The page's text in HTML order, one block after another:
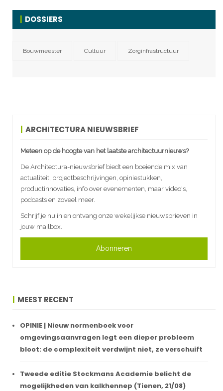
DOSSIERS
Bouwmeester Cultuur Zorginfrastructuur
ARCHITECTURA NIEUWSBRIEF
Meteen op de hoogte van het laatste architectuurnieuws?
De Architectura-nieuwsbrief biedt een boeiende mix van
actualiteit, projectbeschrijvingen, opiniestukken,
productinnovaties, info over evenementen, maar video's,
podcasts en zoveel meer.
Schrijf je nu in en ontvang onze wekelijkse nieuwsbrieven in
jouw mailbox.
Abonneren
MEEST RECENT
OPINIE | Nieuw normenboek voor
omgevingsaanvragen legt een dieper probleem
bloot: de complexiteit verdwijnt niet, ze verschuift
Tweede editie Stockmans Academie belicht de
mogelijkheden van kalkhennep (Tienen, 21/08)